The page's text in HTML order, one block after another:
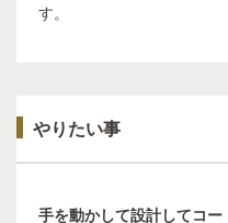
す。
やりたい事
手を動かして設計してコ